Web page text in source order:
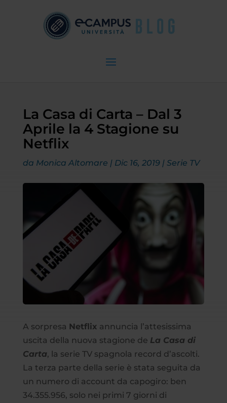
La Casa di Carta – Dal 3
Aprile la 4 Stagione su
Netflix
da Monica Altomare | Dic 16, 2019| Serie TV
A sorpresa Netflix annuncia l’attesissima
uscita della nuova stagione de La Casa di
Carta, la serie TV spagnola record d’ascolti.
La terza parte della serie è stata seguita da
un numero di account da capogiro: ben
34.355.956, solo nei primi 7 giorni di